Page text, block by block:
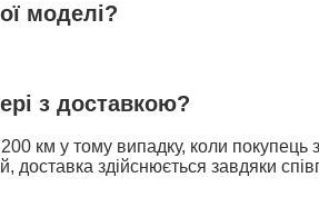
моделі?
з доставкою?
км у тому випадку, коли покупець
здійснюється завдяки